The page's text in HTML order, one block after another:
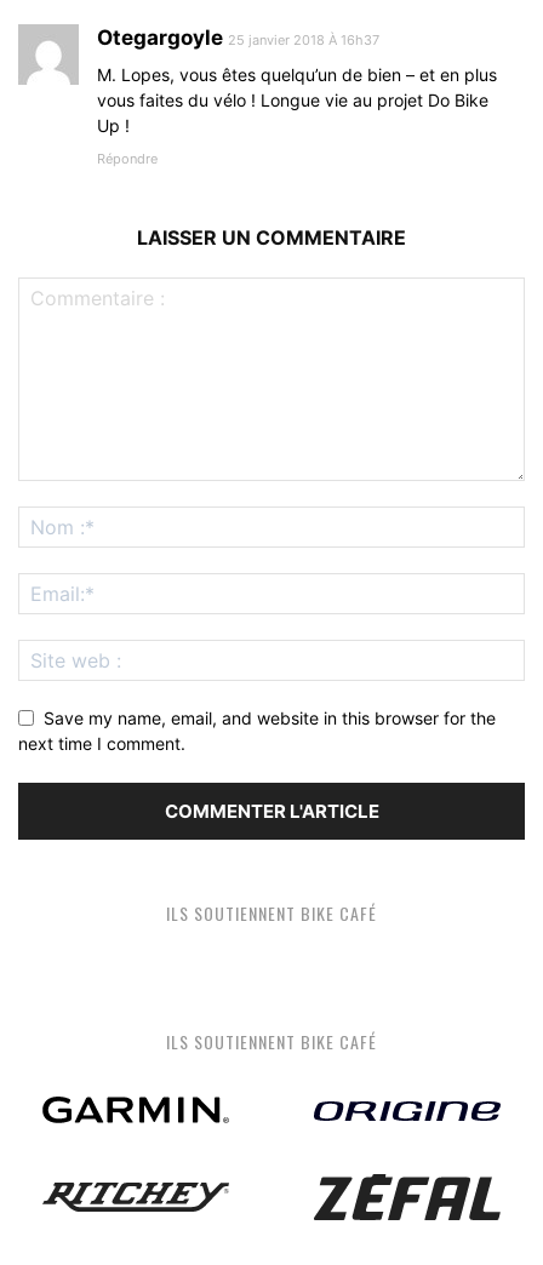
Otegargoyle 25 janvier 2018 À 16h37
M. Lopes, vous êtes quelqu’un de bien – et en plus
vous faites du vélo ! Longue vie au projet Do Bike
Up !
Répondre
LAISSER UN COMMENTAIRE
Save my name, email, and website in this browser for the
next time I comment.